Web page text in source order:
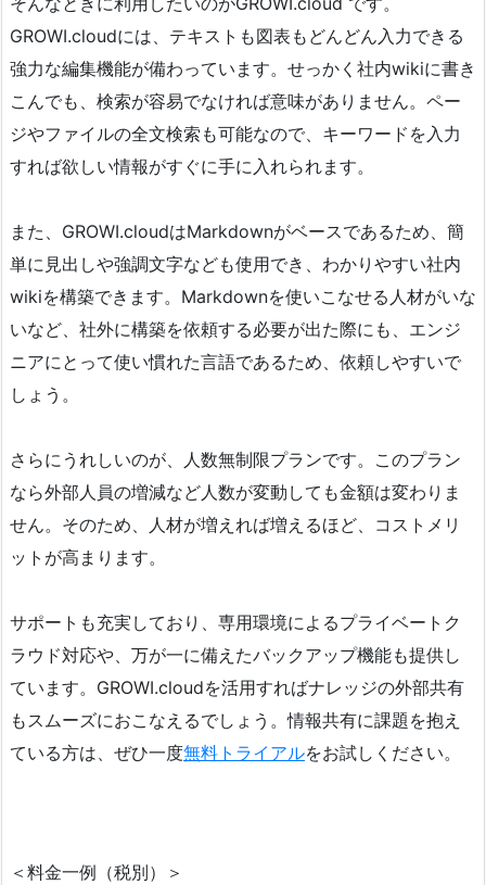
GROWI.cloudには、テキストも図表もどんどん入力できる
強力な編集機能が備わっています。せっかく社内wikiに書き
こんでも、検索が容易でなければ意味がありません。ペー
ジやファイルの全文検索も可能なので、キーワードを入力
すれば欲しい情報がすぐに手に入れられます。
また、GROWI.cloudはMarkdownがベースであるため、簡
単に見出しや強調文字なども使用でき、わかりやすい社内
wikiを構築できます。Markdownを使いこなせる人材がいな
いなど、社外に構築を依頼する必要が出た際にも、エンジ
ニアにとって使い慣れた言語であるため、依頼しやすいで
しょう。
さらにうれしいのが、人数無制限プランです。このプラン
なら外部人員の増減など人数が変動しても金額は変わりま
せん。そのため、人材が増えれば増えるほど、コストメリ
ットが高まります。
サポートも充実しており、専用環境によるプライベートク
ラウド対応や、万が一に備えたバックアップ機能も提供し
ています。GROWI.cloudを活用すればナレッジの外部共有
もスムーズにおこなえるでしょう。情報共有に課題を抱え
ている方は、ぜひ一度無料トライアルをお試しください。
＜料金一例（税別）＞